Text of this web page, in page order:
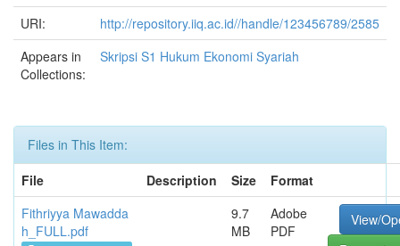
URI:
http://repository.iiq.ac.id//handle/123456789/2585
Appears in
Collections:
Skripsi S1 Hukum Ekonomi Syariah
Files in This Item:
File
Description Size
Format
Fithriyya Mawadda
h_FULL.pdf
9.7
MB
Adobe
PDF
View/